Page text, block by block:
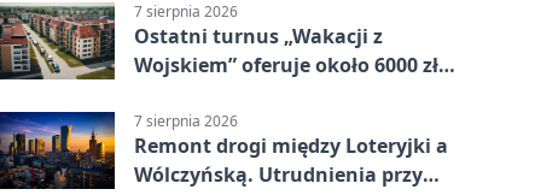
7 sierpnia 2026
Ostatni turnus „Wakacji z
Wojskiem” oferuje około 6000 zł
7 sierpnia 2026
Remont drogi między Loteryjki a
Wólczyńską. Utrudnienia przy